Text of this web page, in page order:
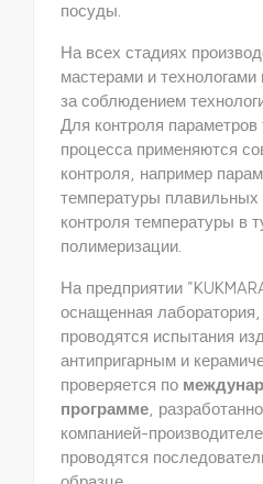
посуды.
На всех стадиях
мастерами и технологами
за соблюдением
Для контро­ля параметров
процесса применяются
контроля, например
температуры
контроля температуры в
полимеризации.
На предприятии
оснащенная
проводятся испытания
антипригарным и
проверяется по
программе ,
компанией-
проводятся